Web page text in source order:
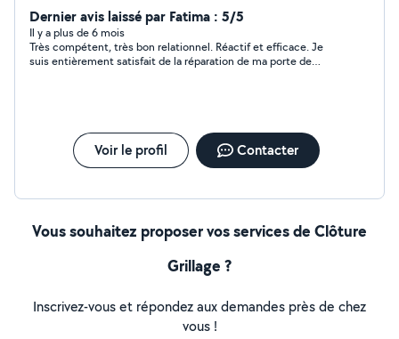
Dernier avis laissé par Fatima : 5/5
Il y a plus de 6 mois
Très compétent, très bon relationnel. Réactif et efficace. Je
suis entièrement satisfait de la réparation de ma porte de
Voir le profil Contacter
Vous souhaitez proposer vos services de Clôture
Grillage ?
Inscrivez-vous et répondez aux demandes près de chez
vous !